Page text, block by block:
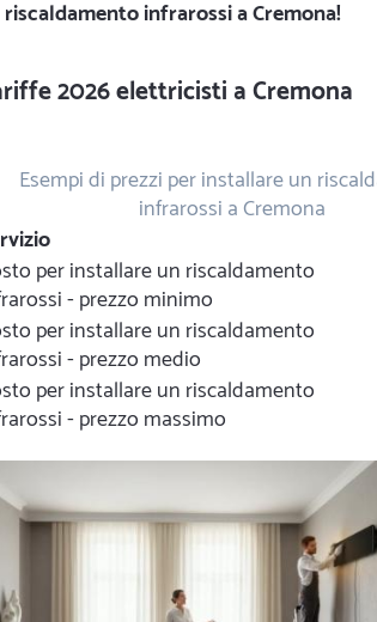
infrarossi a Cremona!
2026 elettricisti a Cremona
Esempi di prezzi per installare un
infrarossi a Cremona
per installare un riscaldamento
- prezzo minimo
per installare un riscaldamento
- prezzo medio
per installare un riscaldamento
- prezzo massimo